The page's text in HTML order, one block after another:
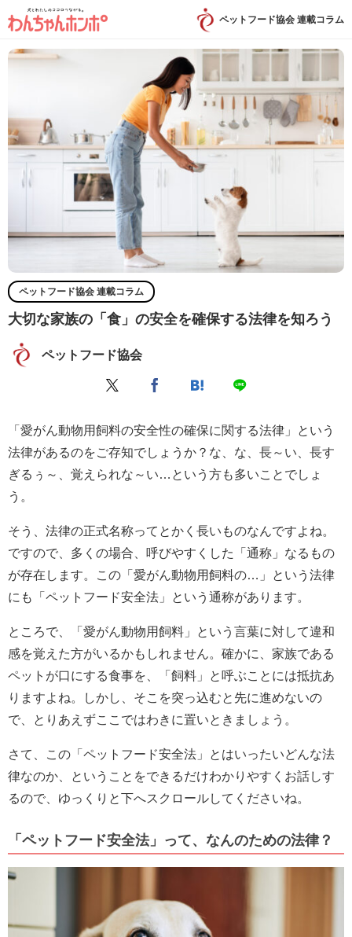
ペットフード協会 連載コラム
ペットフード協会 連載コラム
大切な家族の「食」の安全を確保する法律を知ろう
ペットフード協会
「愛がん動物用飼料の安全性の確保に関する法律」という
法律があるのをご存知でしょうか？な、な、長～い、長す
ぎるぅ～、覚えられな～い…という方も多いことでしょ
う。
そう、法律の正式名称ってとかく長いものなんですよね。
ですので、多くの場合、呼びやすくした「通称」なるもの
が存在します。この「愛がん動物用飼料の…」という法律
にも「ペットフード安全法」という通称があります。
ところで、「愛がん動物用飼料」という言葉に対して違和
感を覚えた方がいるかもしれません。確かに、家族である
ペットが口にする食事を、「飼料」と呼ぶことには抵抗あ
りますよね。しかし、そこを突っ込むと先に進めないの
で、とりあえずここではわきに置いときましょう。
さて、この「ペットフード安全法」とはいったいどんな法
律なのか、ということをできるだけわかりやすくお話しす
るので、ゆっくりと下へスクロールしてくださいね。
「ペットフード安全法」って、なんのための法律？